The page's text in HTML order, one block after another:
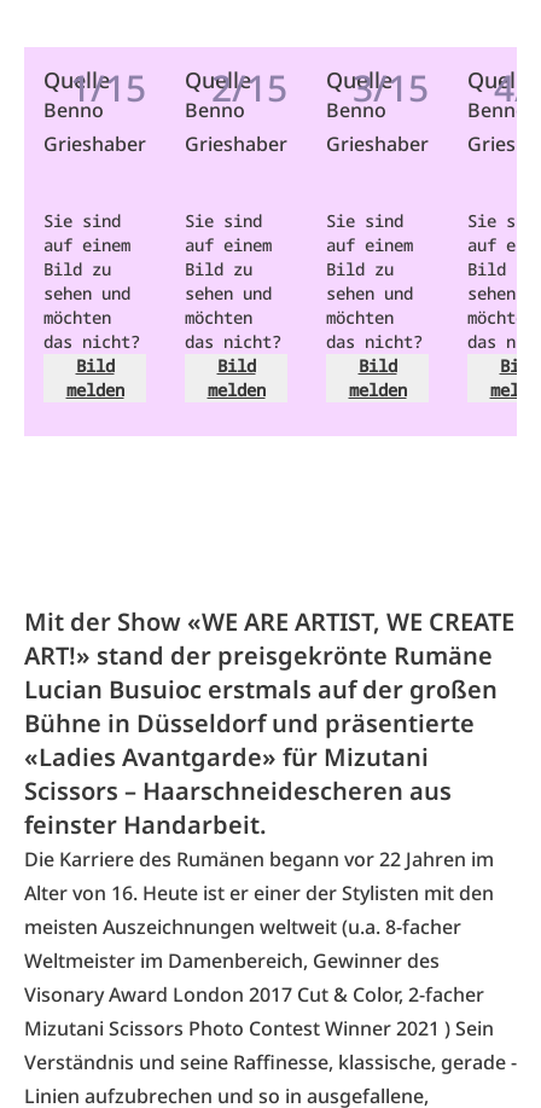
1/15
Quelle
Benno
Grieshaber
Sie sind
auf einem
Bild zu
sehen und
möchten
das nicht?
Bild
melden
2/15
Quelle
Benno
Grieshaber
Sie sind
auf einem
Bild zu
sehen und
möchten
das nicht?
Bild
melden
3/15
Quelle
Benno
Grieshaber
Sie sind
auf einem
Bild zu
sehen und
möchten
das nicht?
Bild
melden
4/
Quelle
Benno
Sie
auf
Bild zu
sehen
möchten
das
Bild
Mit der Show «WE ARE ARTIST, WE CREATE
ART!» stand der preisgekrönte Rumäne
Lucian Busuioc erstmals auf der großen
Bühne in Düsseldorf und präsentierte
«Ladies Avantgarde» für Mizutani
Scissors – Haarschneidescheren aus
feinster Handarbeit.
Die Karriere des Rumänen begann vor 22 Jahren im
Alter von 16. Heute ist er einer der Stylisten mit den
meisten Auszeichnungen weltweit (u.a. 8-facher
Weltmeister im Damenbereich, Gewinner des
Visonary Award London 2017 Cut & Color, 2-facher
Mizutani Scissors Photo Contest Winner 2021 ) Sein
Verständnis und seine Raffinesse, klassische, gerade ­
Linien aufzubrechen und so in ausgefallene,